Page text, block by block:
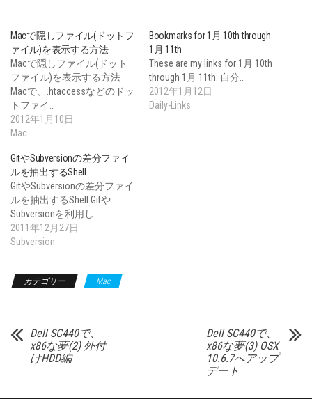
Macで隠しファイル(ドットフ
ァイル)を表示する方法
Macで隠しファイル(ドット
ファイル)を表示する方法
Macで、.htaccessなどのドッ
トファイ…
2012年1月10日
Mac
Bookmarks for 1月 10th through
1月 11th
These are my links for 1月 10th
through 1月 11th: 自分…
2012年1月12日
Daily-Links
GitやSubversionの差分ファイ
ルを抽出するShell
GitやSubversionの差分ファイ
ルを抽出するShell Gitや
Subversionを利用し…
2011年12月27日
Subversion
カテゴリー Mac
Dell SC440で、
x86な夢(2) 外付
けHDD編
Dell SC440で、
x86な夢(3) OSX
10.6.7へアップ
デート